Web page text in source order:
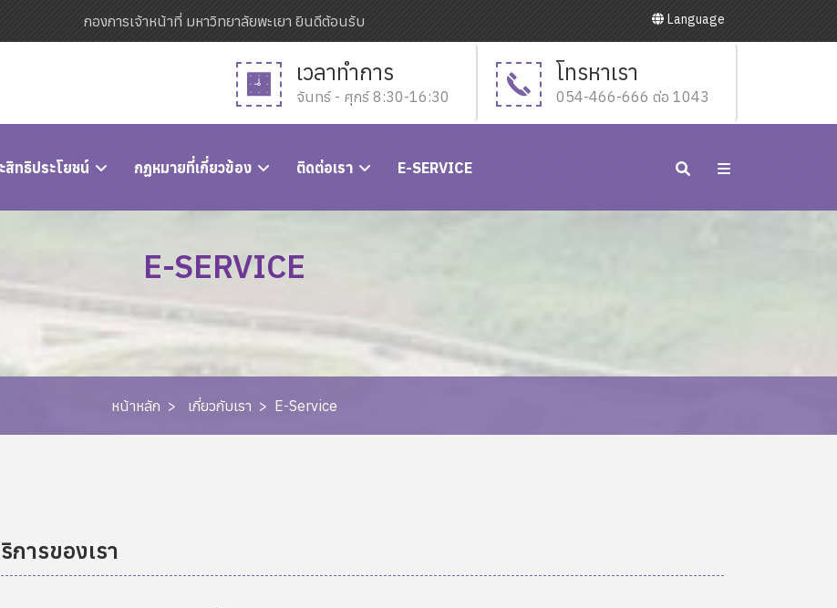
กองการเจ้าหน้าที่ มหาวิทยาลัยพะเยา ยินดีต้อนรับ Language
เวลาทำการ
จันทร์ - ศุกร์ 8:30-16:30
โทรหาเรา
054-466-666 ต่อ 1043
สิทธิประโยชน์ กฏหมายที่เกี่ยวข้อง ติดต่อเรา E-SERVICE
E-SERVICE
หน้าหลัก > เกี่ยวกับเรา > E-Service
การของเรา